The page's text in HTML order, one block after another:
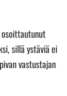
sillä ystäviä ei
vastustajan